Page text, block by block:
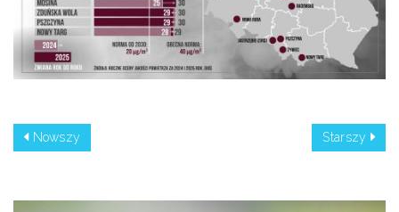
Nowszy Starszy